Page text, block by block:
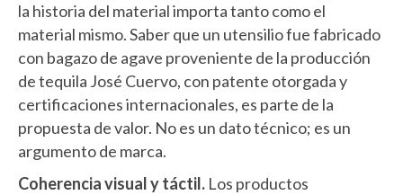
la historia del material importa tanto como el
material mismo. Saber que un utensilio fue fabricado
con bagazo de agave proveniente de la producción
de tequila José Cuervo, con patente otorgada y
certificaciones internacionales, es parte de la
propuesta de valor. No es un dato técnico; es un
argumento de marca.
Coherencia visual y táctil. Los productos